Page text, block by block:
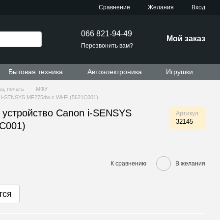
Сравнение Желания Вход
066 821-94-49
Перезвонить вам?
Мой заказ
Бытовая техника Автоэлектроника Игрушки
печать
МФУ
SENSYS MF275dw c Wi-Fi (5621C001)
Canon i-SENSYS
Артикул
32145
К сравнению В желания